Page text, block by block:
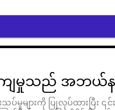
တိကျမှုသည် အဘယ်
ပ်မှုများကို ပြုလုပ်ထားပြီး